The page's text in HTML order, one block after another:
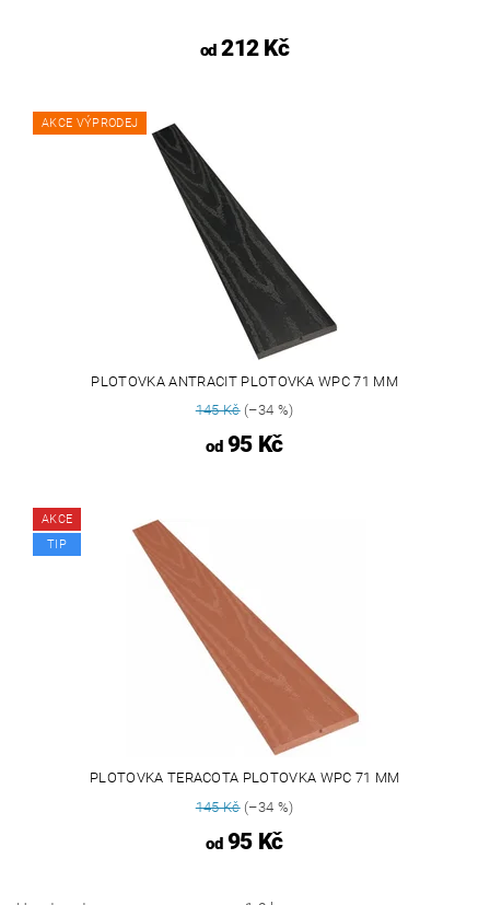
od212 Kč
AKCE VÝPRODEJ
PLOTOVKA ANTRACIT PLOTOVKA WPC 71 MM
145 Kč(–34 %)
od95 Kč
AKCE
TIP
PLOTOVKA TERACOTA PLOTOVKA WPC 71 MM
145 Kč(–34 %)
od95 Kč